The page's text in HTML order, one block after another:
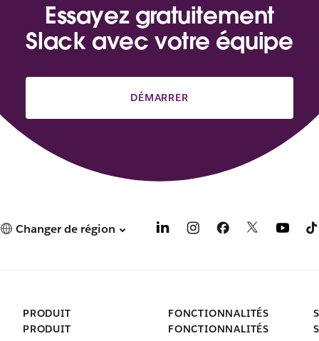
Essayez gratuitement
Slack avec votre équipe
DÉMARRER
Changer de région
PRODUIT
PRODUIT
FONCTIONNALITÉS
FONCTIONNALITÉS